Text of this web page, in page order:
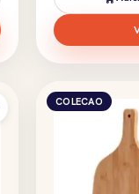
COLECAO